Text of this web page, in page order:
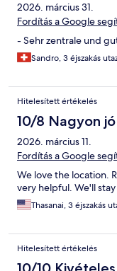
2026. március 31.
Fordítás a Google
- Sehr zentrale und
Sandro, 3 éjszakás
Hitelesített értékelés
10/8 Nagyon jó
2026. március 11.
Fordítás a Google
We love the location.
very helpful. We'll
Thasanai, 3 éjszakás
Hitelesített értékelés